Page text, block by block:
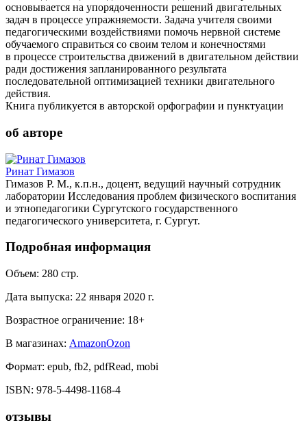
основывается на упорядоченности решений двигательных
задач в процессе упражняемости. Задача учителя своими
педагогическими воздействиями помочь нервной системе
обучаемого справиться со своим телом и конечностями
в процессе строительства движений в двигательном действии
ради достижения запланированного результата
последовательной оптимизацией техники двигательного
действия.
Книга публикуется в авторской орфографии и пунктуации
об авторе
Ринат Гимазов
Гимазов Р. М., к.п.н., доцент, ведущий научный сотрудник
лаборатории Исследования проблем физического воспитания
и этнопедагогики Сургутского государственного
педагогического университета, г. Сургут.
Подробная информация
Объем: 280 стр.
Дата выпуска: 22 января 2020 г.
Возрастное ограничение: 18+
В магазинах: AmazonOzon
Формат: epub, fb2, pdfRead, mobi
ISBN: 978-5-4498-1168-4
отзывы